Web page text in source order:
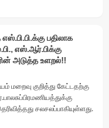
பதிலாக
எஸ்.ஆர்.பிக்கு
அடுத்த உளறல்!!
மறைவு குறித்து கேட்டதற்கு
சலசலப்பாகியுள்ளது.